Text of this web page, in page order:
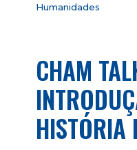
Humanidades
CHAM
HISTÓRIA